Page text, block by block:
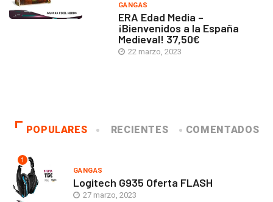
GANGAS
ERA Edad Media –
¡Bienvenidos a la España
Medieval! 37,50€
22 marzo, 2023
POPULARES RECIENTES COMENTADOS
1
GANGAS
Logitech G935 Oferta FLASH
27 marzo, 2023